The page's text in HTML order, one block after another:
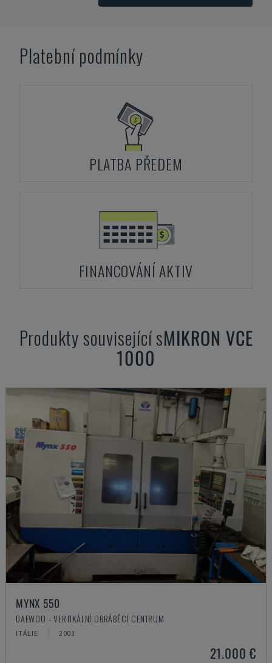
Platební podmínky
PLATBA PŘEDEM
FINANCOVÁNÍ AKTIV
Produkty související sMIKRON VCE
1000
MYNX 550
DAEWOO - VERTIKÁLNÍ OBRÁBĚCÍ CENTRUM
ITÁLIE 2003
21.000 €